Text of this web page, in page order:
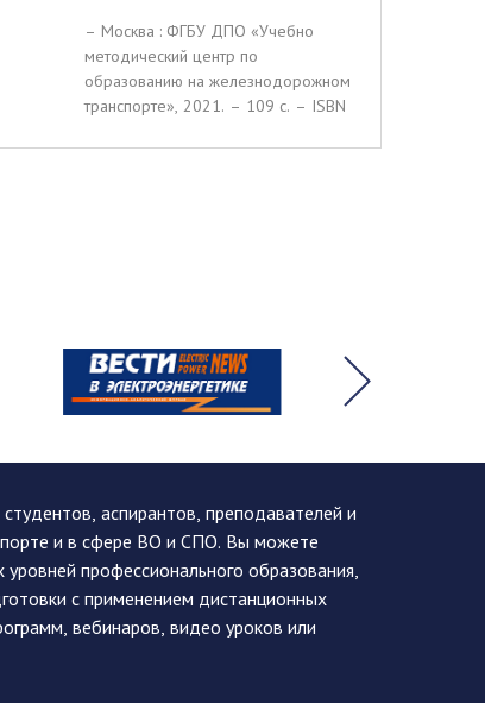
– Москва : ФГБУ ДПО «Учебно
методический центр по
образованию на железнодорожном
транспорте», 2021. – 109 c. – ISBN
аспирантов, преподавателей и
и в сфере ВО и СПО. Вы можете
профессионального образования,
с применением дистанционных
вебинаров, видео уроков или